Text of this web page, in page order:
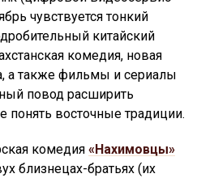
чувствуется тонкий
китайский
комедия, новая
а также фильмы и сериалы
повод расширить
понять восточные традиции.
комедия «Нахимовцы»
близнецах-братьях (их